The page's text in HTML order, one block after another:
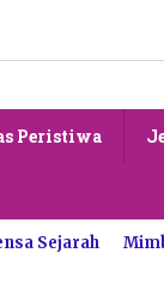
Peristiwa
Sejarah